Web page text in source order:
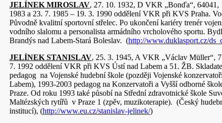
JELÍNEK MIROSLAV, 27. 10. 1932, D VKR „Bonďa“, 64041,
1983 a 23. 7. 1985 – 19. 3. 1990 oddělení VKR při KVS Praha.
Původně kvalitní sportovní střelec. Po ukončení kariéry trenér
vodního slalomu a personalista armádního vrcholového sportu.
Brandýs nad Labem-Stará Boleslav. (http://www.duklasport.cz/
JELÍNEK STANISLAV, 25. 3. 1945, A VKR „Václav Müller“,
7. 1992 oddělení VKR při KVS Ústí nad Labem a 51. ŽB.
pedagog na Vojenské hudební škole (později Vojenské
Labem), 1993-2003 pedagog na Konzervatoři a Vyšší odborné
Praze. Od roku 1993 také působí na Střední zdravotnické škole
Maltézských rytířů v Praze 1 (zpěv, muzikoterapie). (Český
institucí), (http://www.eu.cz/stanislav-jelinek/)